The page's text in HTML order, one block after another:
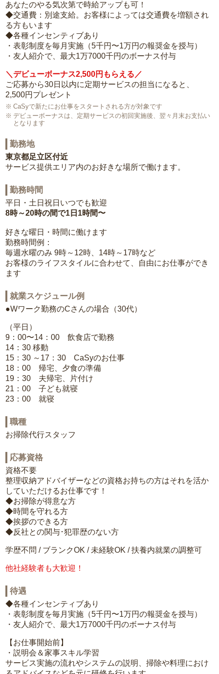
あなたのやる気次第で時給アップも可！
◆交通費：別途支給。お客様によっては交通費を増額され
る方もいます
◆各種インセンティブあり
・表彰制度を毎月実施（5千円〜1万円の報奨金を授与）
・友人紹介で、最大1万7000千円のボーナス付与
＼デビューボーナス2,500円もらえる／
ご応募から30日以内に定期サービスの担当になると、
2,500円プレゼント
CaSyで新たにお仕事をスタートされる方が対象です
デビューボーナスは、定期サービスの初回実施後、翌々月末お支払い
となります
勤務地
東京都足立区付近
サービス提供エリア内のお好きな場所で働けます。
勤務時間
平日・土日祝日いつでも歓迎
8時～20時の間で1日1時間〜
好きな曜日・時間に働けます
勤務時間例：
毎週水曜のみ 9時～12時、14時～17時など
お客様のライフスタイルに合わせて、自由にお仕事ができ
ます
就業スケジュール例
●Wワーク勤務のCさんの場合（30代）
（平日）
9：00〜14：00 飲食店で勤務
14：30 移動
15：30 ～17：30 CaSyのお仕事
18：00 帰宅、夕食の準備
19：30 夫帰宅、片付け
21：00 子ども就寝
23：00 就寝
職種
お掃除代行スタッフ
応募資格
資格不要
整理収納アドバイザーなどの資格お持ちの方はそれを活か
していただけるお仕事です！
◆お掃除が得意な方
◆時間を守れる方
◆挨拶のできる方
◆反社との関与･犯罪歴のない方
学歴不問 / ブランクOK / 未経験OK / 扶養内就業の調整可
他社経験者も大歓迎！
待遇
◆各種インセンティブあり
・表彰制度を毎月実施（5千円〜1万円の報奨金を授与）
・友人紹介で、最大1万7000千円のボーナス付与
【お仕事開始前】
・説明会＆家事スキル学習
サービス実施の流れやシステムの説明、掃除や料理におけ